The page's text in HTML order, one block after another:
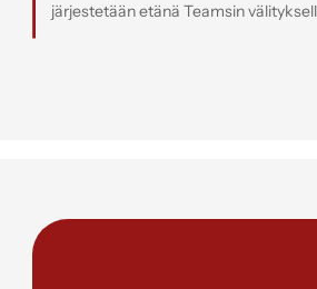
järjestetään etänä Teamsin